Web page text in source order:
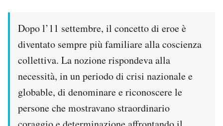
Notifiche mobile
Regala il Post
Hai bisogno di aiuto?
Dopo l’11 settembre, il concetto di eroe è
diventato sempre più familiare alla coscienza
collettiva. La nozione rispondeva alla
necessità, in un periodo di crisi nazionale e
globable, di denominare e riconoscere le
persone che mostravano straordinario